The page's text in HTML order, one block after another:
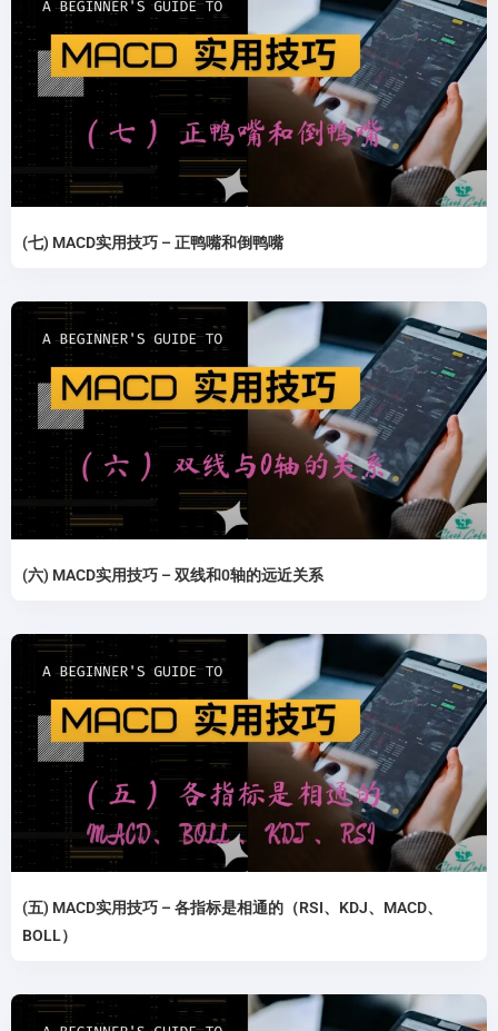
(七) MACD实用技巧 – 正鸭嘴和倒鸭嘴
(六) MACD实用技巧 – 双线和0轴的远近关系
(五) MACD实用技巧 – 各指标是相通的（RSI、KDJ、MACD、
BOLL）